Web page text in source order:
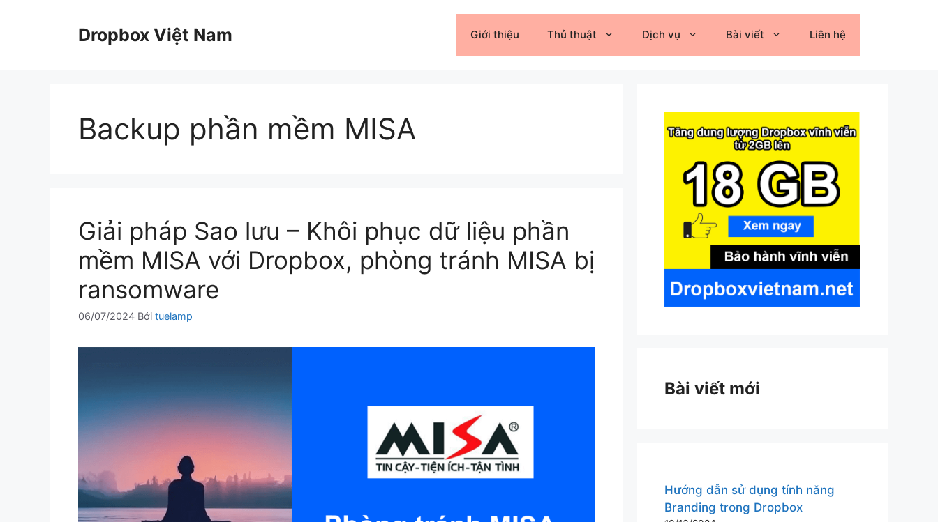
Dropbox Việt Nam Giới thiệu Thủ thuật Dịch vụ Bài viết Liên hệ
Backup phần mềm MISA
Giải pháp Sao lưu – Khôi phục dữ liệu phần
mềm MISA với Dropbox, phòng tránh MISA bị
ransomware
06/07/2024 Bởi tuelamp
Bài viết mới
Hướng dẫn sử dụng tính năng
Branding trong Dropbox